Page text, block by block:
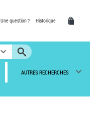
Une question ? Historique
AUTRES RECHERCHES